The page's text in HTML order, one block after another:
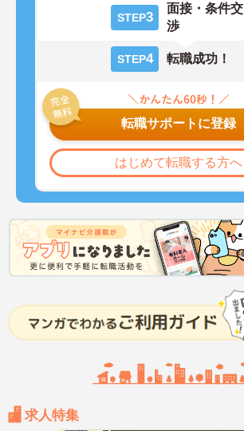
STEP3
面接・条件交
渉
STEP4 転職成功！
転職サポートに登録
はじめて転職する方へ
求人特集